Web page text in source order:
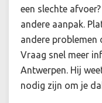
een slechte
andere aanpak.
andere problemen
Vraag snel meer
Antwerpen. Hij
nodig zijn om je